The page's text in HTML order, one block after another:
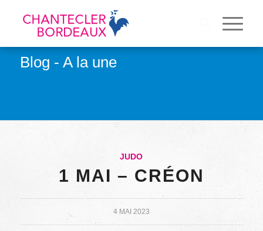
Blog - A la une
JUDO
1 MAI – CRÉON
4 MAI 2023